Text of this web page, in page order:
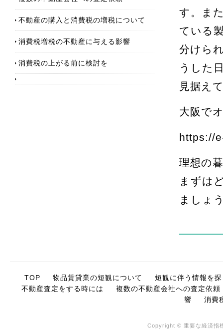
不動産の購入と消費税の増税について
消費税増税の不動産に与える影響
消費税の上がる前に検討を
す。ま
ている
分けら
うした
見据え
大阪で
https://
理想の
まずは
ましょ
TOP 物品賃貸業の短観について
短観に伴う情報を
不動産査定をする時には
複数の不動産会社への査定依頼
響
消費
Copyright © 重要な経済指